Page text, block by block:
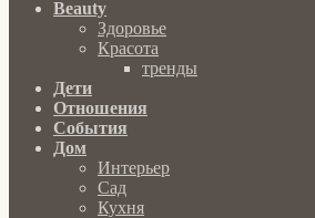
Beauty
Здоровье
Красота
тренды
Дети
Отношения
События
Дом
Интерьер
Сад
Кухня